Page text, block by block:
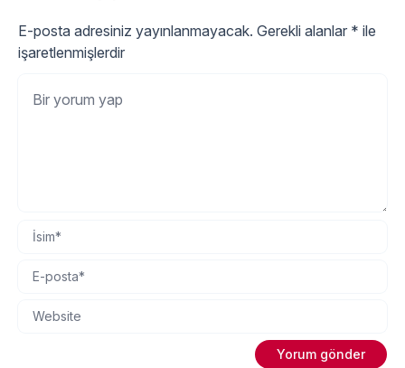
E-posta adresiniz yayınlanmayacak. Gerekli alanlar * ile
işaretlenmişlerdir